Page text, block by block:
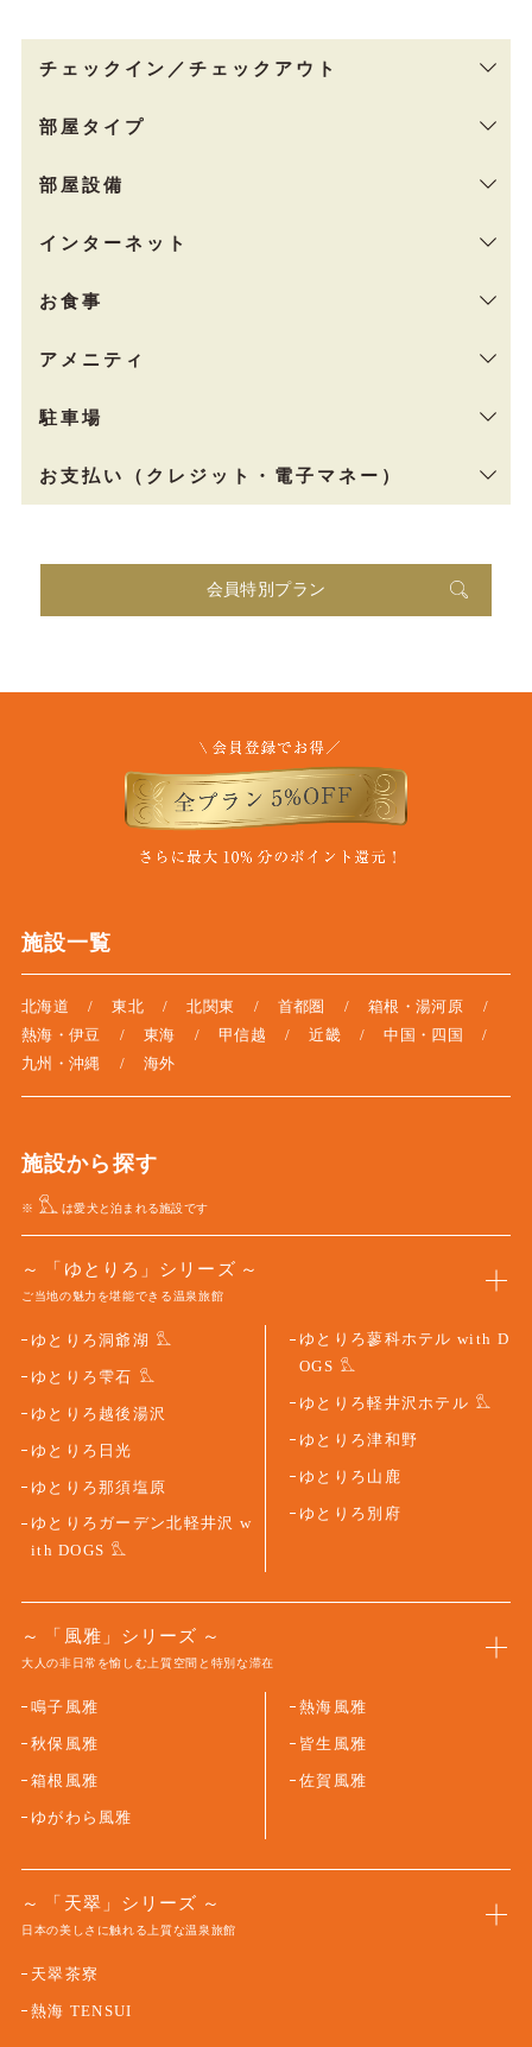
チェックイン／チェックアウト
部屋タイプ
部屋設備
インターネット
お食事
アメニティ
駐車場
お支払い（クレジット・電子マネー）
会員特別プラン
施設一覧
北海道 東北 北関東 首都圏
箱根・湯河原
熱海・伊豆
東海 甲信越 近畿
中国・四国
九州・沖縄
海外
施設から探す
※ は愛犬と泊まれる施設です
「ゆとりろ」シリーズ
ご当地の魅力を堪能できる温泉旅館
ゆとりろ洞爺湖
ゆとりろ雫石
ゆとりろ越後湯沢
ゆとりろ日光
ゆとりろ那須塩原
ゆとりろガーデン北軽井沢 w
ith DOGS
ゆとりろ蓼科ホテル with D
OGS
ゆとりろ軽井沢ホテル
ゆとりろ津和野
ゆとりろ山鹿
ゆとりろ別府
「風雅」シリーズ
大人の非日常を愉しむ上質空間と特別な滞在
鳴子風雅
秋保風雅
箱根風雅
ゆがわら風雅
熱海風雅
皆生風雅
佐賀風雅
「天翠」シリーズ
日本の美しさに触れる上質な温泉旅館
天翠茶寮
熱海 TENSUI